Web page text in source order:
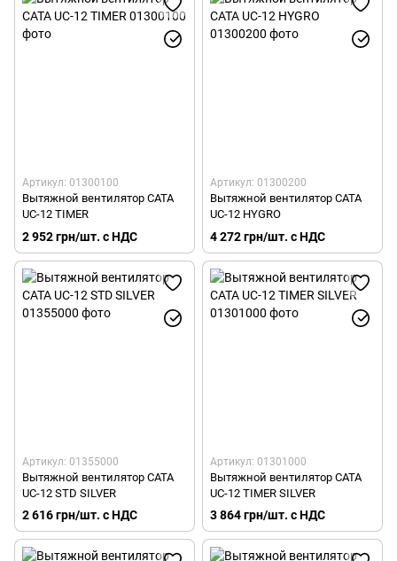
Артикул: 01300100
Вытяжной вентилятор CATA
UC-12 TIMER
2 952 грн/шт. с НДС
Артикул: 01300200
Вытяжной вентилятор CATA
UC-12 HYGRO
4 272 грн/шт. с НДС
Артикул: 01355000
Вытяжной вентилятор CATA
UC-12 STD SILVER
2 616 грн/шт. с НДС
Артикул: 01301000
Вытяжной вентилятор CATA
UC-12 TIMER SILVER
3 864 грн/шт. с НДС